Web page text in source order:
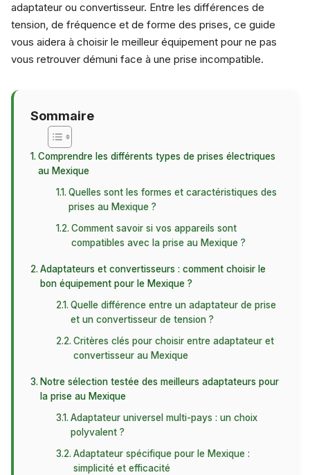
adaptateur ou convertisseur. Entre les différences de
tension, de fréquence et de forme des prises, ce guide
vous aidera à choisir le meilleur équipement pour ne pas
vous retrouver démuni face à une prise incompatible.
Sommaire
Comprendre les différents types de prises électriques
au Mexique
Quelles sont les formes et caractéristiques des
prises au Mexique ?
Comment savoir si vos appareils sont
compatibles avec la prise au Mexique ?
Adaptateurs et convertisseurs : comment choisir le
bon équipement pour le Mexique ?
Quelle différence entre un adaptateur de prise
et un convertisseur de tension ?
Critères clés pour choisir entre adaptateur et
convertisseur au Mexique
Notre sélection testée des meilleurs adaptateurs pour
la prise au Mexique
Adaptateur universel multi-pays : un choix
polyvalent ?
Adaptateur spécifique pour le Mexique :
simplicité et efficacité